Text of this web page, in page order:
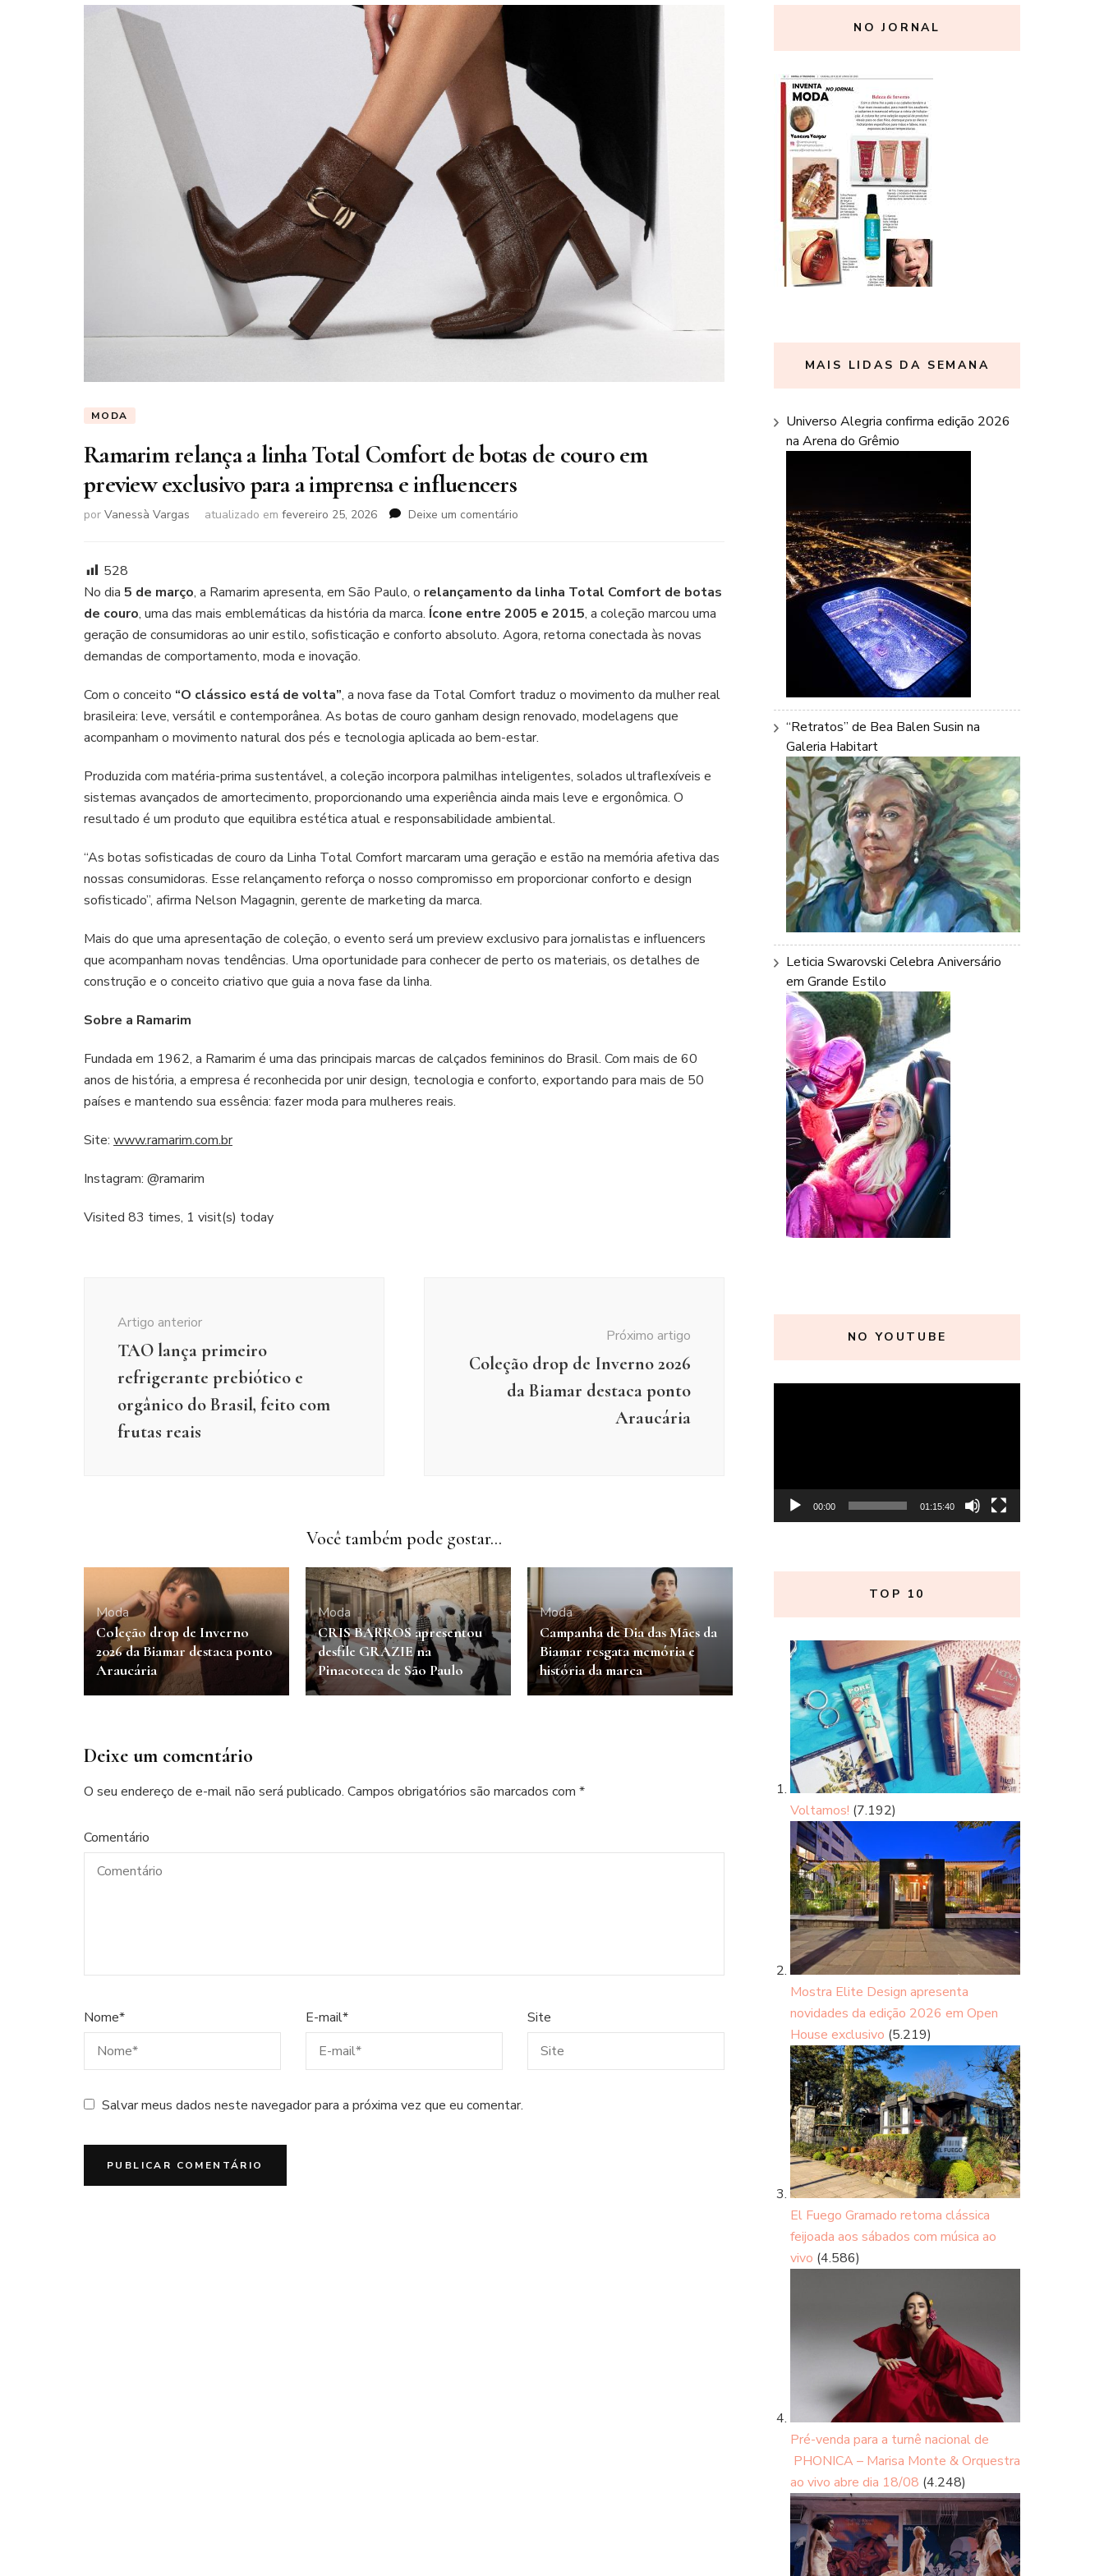
MODA
Ramarim relança a linha Total Comfort de botas de couro em
preview exclusivo para a imprensa e influencers
por Vanessà Vargas atualizado em fevereiro 25, 2026 Deixe um comentário
Total
Comfort
de
em
preview
exclusivo
a
imprensa
e
influencers
528
No dia 5 de março, a Ramarim apresenta, em São Paulo, o relançamento da linha Total Comfort de botas
de couro, uma das mais emblemáticas da história da marca. Ícone entre 2005 e 2015, a coleção marcou uma
geração de consumidoras ao unir estilo, sofisticação e conforto absoluto. Agora, retorna conectada às novas
demandas de comportamento, moda e inovação.
Com o conceito “O clássico está de volta”, a nova fase da Total Comfort traduz o movimento da mulher real
brasileira: leve, versátil e contemporânea. As botas de couro ganham design renovado, modelagens que
acompanham o movimento natural dos pés e tecnologia aplicada ao bem-estar.
Produzida com matéria-prima sustentável, a coleção incorpora palmilhas inteligentes, solados ultraflexíveis e
sistemas avançados de amortecimento, proporcionando uma experiência ainda mais leve e ergonômica. O
resultado é um produto que equilibra estética atual e responsabilidade ambiental.
“As botas sofisticadas de couro da Linha Total Comfort marcaram uma geração e estão na memória afetiva das
nossas consumidoras. Esse relançamento reforça o nosso compromisso em proporcionar conforto e design
sofisticado”, afirma Nelson Magagnin, gerente de marketing da marca.
Mais do que uma apresentação de coleção, o evento será um preview exclusivo para jornalistas e influencers
que acompanham novas tendências. Uma oportunidade para conhecer de perto os materiais, os detalhes de
construção e o conceito criativo que guia a nova fase da linha.
Sobre a Ramarim
Fundada em 1962, a Ramarim é uma das principais marcas de calçados femininos do Brasil. Com mais de 60
anos de história, a empresa é reconhecida por unir design, tecnologia e conforto, exportando para mais de 50
países e mantendo sua essência: fazer moda para mulheres reais.
Site: www.ramarim.com.br
Instagram: @ramarim
Visited 83 times, 1 visit(s) today
Artigo anterior
TAO lança primeiro
refrigerante prebiótico e
orgânico do Brasil, feito com
frutas reais
Próximo artigo
Coleção drop de Inverno 2026
da Biamar destaca ponto
Araucária
Você também pode gostar...
Moda
Coleção drop de Inverno
2026 da Biamar destaca ponto
Araucária
Moda
CRIS BARROS apresentou
desfile GRAZIE na
Pinacoteca de São Paulo
Moda
Campanha de Dia das Mães da
Biamar resgata memória e
história da marca
Deixe um comentário
O seu endereço de e-mail não será publicado. Campos obrigatórios são marcados com *
Comentário
Nome* E-mail* Site
Salvar meus dados neste navegador para a próxima vez que eu comentar.
NO JORNAL
MAIS LIDAS DA SEMANA
Universo Alegria confirma edição 2026
na Arena do Grêmio
“Retratos” de Bea Balen Susin na
Galeria Habitart
Leticia Swarovski Celebra Aniversário
em Grande Estilo
NO YOUTUBE
00:00 01:15:40
TOP 10
Voltamos! (7.192)
Mostra Elite Design apresenta
novidades da edição 2026 em Open
House exclusivo (5.219)
El Fuego Gramado retoma clássica
feijoada aos sábados com música ao
vivo (4.586)
Pré-venda para a turnê nacional de
PHONICA – Marisa Monte & Orquestra
ao vivo abre dia 18/08 (4.248)